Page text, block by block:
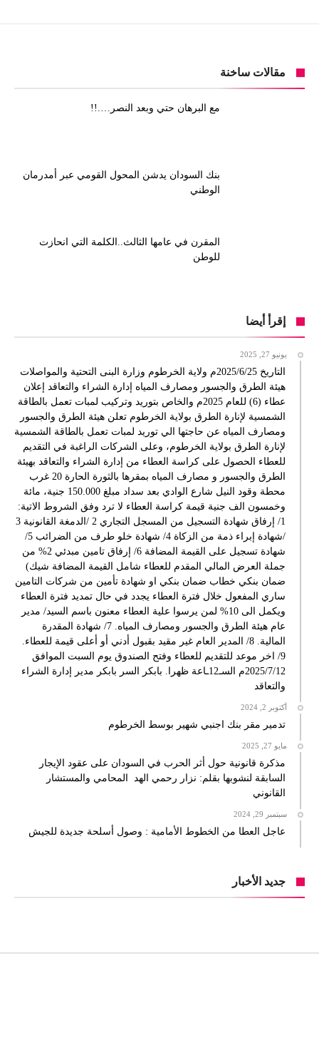
مقالات ساخنة
مع البرهان حتي وبعد النصر….!!
بنك السودان يدشن المحول القومي عبر أمدرمان
الوطني
المقرن في عامها الثالث..الكلمة التي انحازت
للوطن
إقرأ أيضا
يونيو 27, 2025
التاريخ 2025/6/25م ولاية الخرطوم وزارة البنى التحتية والمواصلات
هيئة الطرق والجسور ومصارف المياه إدارة الشراء والتعاقد إعلان
عطاء (6) للعام 2025م والخاص بتوريد وتركيب لمبات تعمل بالطاقة
الشمسية لإنارة الطرق بولاية الخرطوم تعلن هيئة الطرق والجسور
ومصارف المياه عن حاجتها الي توريد لمبات تعمل بالطاقة الشمسية
لإنارة الطرق بولاية الخرطوم، وعلى الشركات الراغبة في التقديم
للعطاء الحصول على كراسة العطاء من إدارة الشراء والتعاقد بهيئة
الطرق والجسور و مصارف المياه بمقرها بالثورة الحارة 20 غرب
محطة وقود النيل شارع الوادي بعد سداد مبلغ 150.000 جنية، مائة
وخمسون الف جنية قيمة كراسة العطاء لا ترد وفق الشروط الاتية:
1/ إرفاق شهادة التسجيل من المسجل التجاري 2 /الدمغة القانونية 3
/شهادة إبراء ذمة من الزكاة 4/ شهادة خلو طرف من الضرائب 5/
شهادة تسجيل على القيمة المضافة 6/ إرفاق تامين مبدئي 2% من
جملة العرض المالي المقدم للعطاء شامل القيمة المضافة شيك)
ضمان بنكي خطاب ضمان بنكي او شهادة تأمين من شركات التامين
ساري المفعول خلال فترة العطاء يجدد في حال تمديد فترة العطاء
ويكمل الى 10% لمن يرسوا علية العطاء معنون باسم السيد/ مدير
عام هيئة الطرق والجسور ومصارف المياه. 7/ شهادة المقدرة
المالية. 8/ المدير العام غير مقيد بقبول أدني أو أعلى قيمة للعطاء.
9/ اخر موعد للتقديم للعطاء وفتح الصندوق يوم السبت الموافق
2025/7/12م السـ12ـاعة ظهرا. بابكر السر بابكر مدير إدارة الشراء
والتعاقد
أكتوبر 2, 2024
تدمير مقر بنك اجنبي شهير بوسط الخرطوم
مايو 27, 2025
مذكرة قانونية حول أثر الحرب في السودان على عقود الإيجار
السابقة لنشوبها بقلم: نزار رحمي الهد المحامي والمستشار
القانوني
سبتمبر 29, 2024
عاجل العطا من الخطوط الأمامية : وصول أسلحة جديدة للجيش
جديد الأخبار